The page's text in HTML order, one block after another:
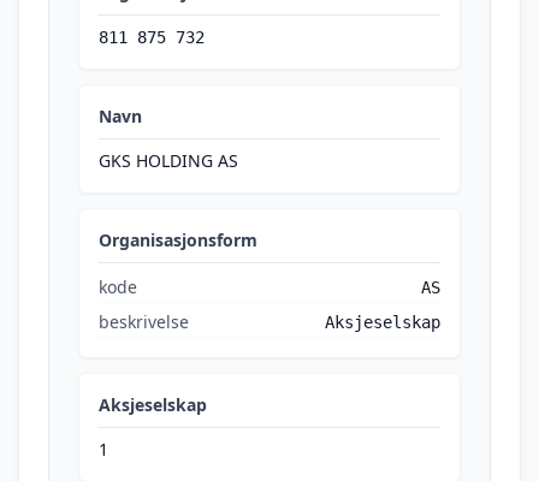
811 875 732
Navn
GKS HOLDING AS
Organisasjonsform
kode AS
beskrivelse Aksjeselskap
Aksjeselskap
1